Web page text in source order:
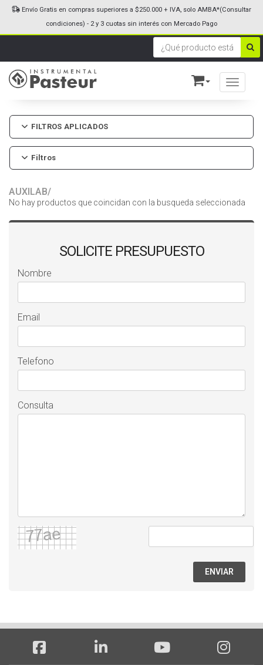
Toggle
Envío Gratis en compras superiores a $250.000 + IVA, solo AMBA*(Consultar
condiciones) - 2 y 3 cuotas sin interés con Mercado Pago
FILTROS APLICADOS
Filtros
AUXILAB/
No hay productos que coincidan con la busqueda seleccionada
SOLICITE PRESUPUESTO
Nombre
Email
Telefono
Consulta
ENVIAR